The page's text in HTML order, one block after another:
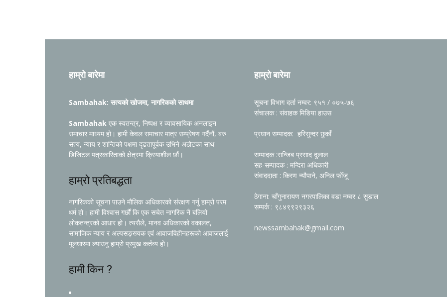
हाम्रो बारेमा
Sambahak: सत्यको खोजमा, नागरिकको साथमा
Sambahak एक स्वतन्त्र, निष्पक्ष र व्यावसायिक अनलाइन
समाचार माध्यम हो। हामी केवल समाचार मात्र सम्प्रेषण गर्दैनौं, बरु
सत्य, न्याय र शान्तिको पक्षमा दृढतापूर्वक उभिने अठोटका साथ
डिजिटल पत्रकारिताको क्षेत्रमा क्रियाशील छौं।
हाम्रो प्रतिबद्धता
नागरिकको सूचना पाउने मौलिक अधिकारको संरक्षण गर्नु हाम्रो परम
धर्म हो। हामी विश्वास गर्छौं कि एक सचेत नागरिक नै बलियो
लोकतन्त्रको आधार हो। त्यसैले, मानव अधिकारको वकालत,
सामाजिक न्याय र अल्पसङ्ख्यक एवं आवाजविहीनहरूको आवाजलाई
मूलधारमा ल्याउनु हाम्रो प्रमुख कर्तव्य हो।
हामी किन ?
हाम्रो बारेमा
सूचना विभाग दर्ता नम्वर: ९५१ / ०७५-७६
संचालक : संवाहक मिडिया हाउस
प्रधान सम्पादक: हरिसुन्दर छुकाँ
सम्पादक :सन्जिब प्रसाद दुलाल
सह-सम्पादक : मन्दिरा अधिकारी
संवाददाता : किरण न्यौपाने, अनिल फोँजू
ठेगाना: चाँगुनारायण नगरपालिका वडा नम्वर ८ सुडाल
सम्पर्क : ९८४९९२९३२६
newssambahak@gmail.com